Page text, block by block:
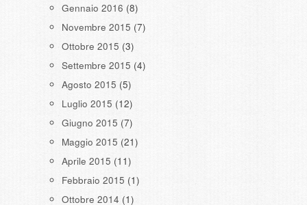
Gennaio 2016 (8)
Novembre 2015 (7)
Ottobre 2015 (3)
Settembre 2015 (4)
Agosto 2015 (5)
Luglio 2015 (12)
Giugno 2015 (7)
Maggio 2015 (21)
Aprile 2015 (11)
Febbraio 2015 (1)
Ottobre 2014 (1)